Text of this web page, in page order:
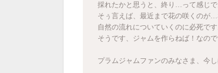
採れたかと思うと、終り…って感じで
そぅ言えば、最近まで花の咲くのが…
自然の流れについていくのに必死です
そうです、ジャムを作らねば！なので
プラムジャムファンのみなさま、今し